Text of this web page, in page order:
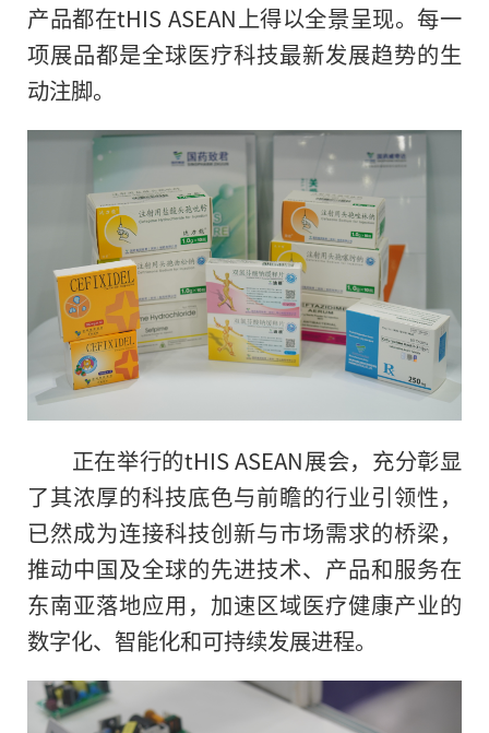
产品都在tHIS ASEAN上得以全景呈现。每一
项展品都是全球医疗科技最新发展趋势的生
动注脚。
正在举行的tHIS ASEAN展会，充分彰显
了其浓厚的科技底色与前瞻的行业引领性，
已然成为连接科技创新与市场需求的桥梁，
推动中国及全球的先进技术、产品和服务在
东南亚落地应用，加速区域医疗健康产业的
数字化、智能化和可持续发展进程。